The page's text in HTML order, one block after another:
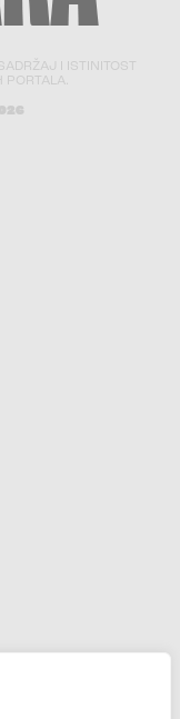
I ISTINITOST
PORTALA.